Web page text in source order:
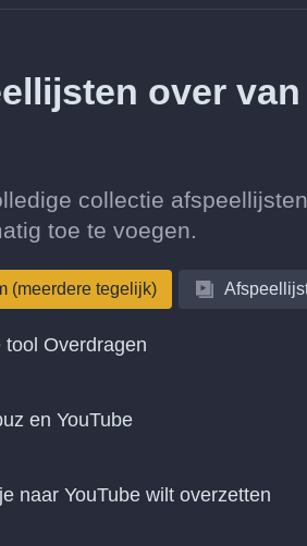
over
collectie
toe te voegen.
(meerdere tegelijk)
Overdragen
en YouTube
naar YouTube wilt overzetten